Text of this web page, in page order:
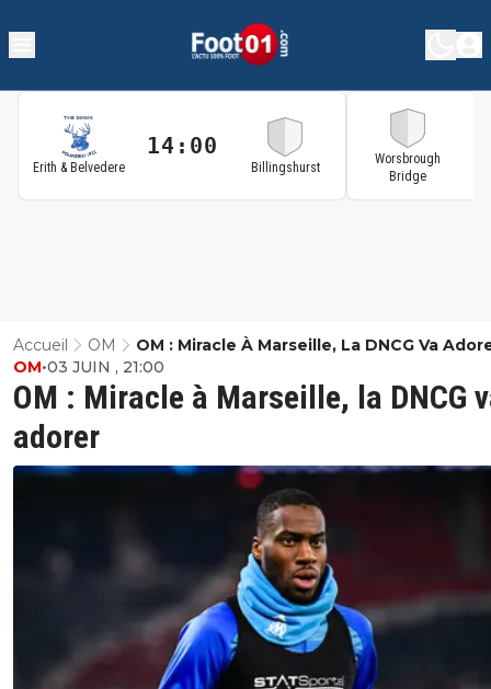
Erith & Belvedere
14:00
Billingshurst
Worsbrough
Bridge
Accueil OM OM : Miracle À Marseille, La DNCG Va
OM : Miracle à Marseille, la DNCG
adorer
OM•03 JUIN , 21:00